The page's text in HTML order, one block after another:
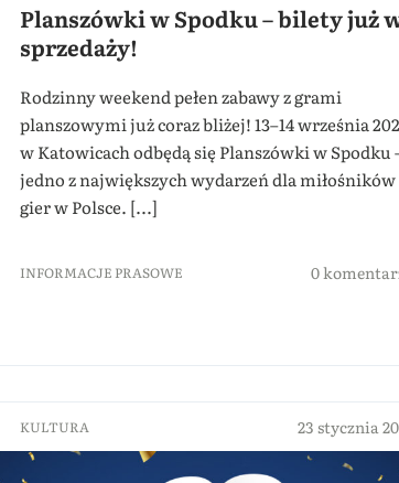
Planszówki w Spodku – bilety już
sprzedaży!
Rodzinny weekend pełen zabawy z grami
planszowymi już coraz bliżej! 13–14 września
w Katowicach odbędą się Planszówki w Spodku
jedno z największych wydarzeń dla miłośników
gier w Polsce. [...]
INFORMACJE PRASOWE 0
KULTURA 23 stycznia